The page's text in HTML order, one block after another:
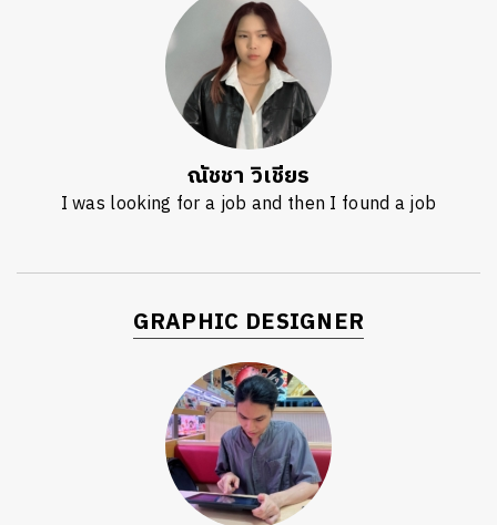
ณัชชา วิเชียร
I was looking for a job and then I found a job
GRAPHIC DESIGNER